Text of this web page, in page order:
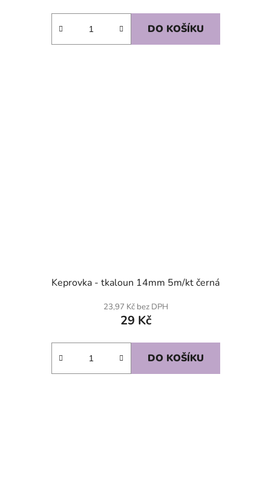
DO KOŠÍKU
Keprovka - tkaloun 14mm 5m/kt černá
23,97 Kč bez DPH
29 Kč
DO KOŠÍKU